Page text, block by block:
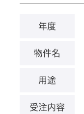
年度
物件名
用途
受注内容